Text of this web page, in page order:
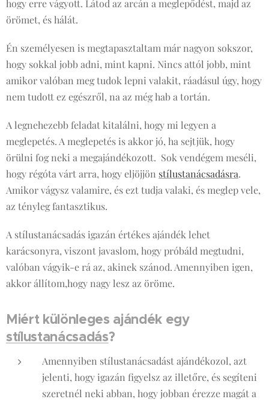
hogy erre vágyott. Látod az arcán a meglepődést, majd az
örömet, és hálát.
Én személyesen is megtapasztaltam már nagyon sokszor,
hogy sokkal jobb adni, mint kapni. Nincs attól jobb, mint
amikor valóban meg tudok lepni valakit, ráadásul úgy, hogy
nem tudott ez egészről, na az még hab a tortán.
A legnehezebb feladat kitalálni, hogy mi legyen a
meglepetés. A meglepetés is akkor jó, ha sejtjük, hogy
örülni fog neki a megajándékozott. Sok vendégem meséli,
hogy régóta várt arra, hogy eljöjjön stílustanácsadásra.
Amikor vágysz valamire, és ezt tudja valaki, és meglep vele,
az tényleg fantasztikus.
A stílustanácsadás igazán értékes ajándék lehet
karácsonyra, viszont javaslom, hogy próbáld megtudni,
valóban vágyik-e rá az, akinek szánod. Amennyiben igen,
akkor állítom,hogy nagy lesz az öröme.
Miért különleges ajándék egy
stílustanácsadás?
Amennyiben stílustanácsadást ajándékozol, azt
jelenti, hogy igazán figyelsz az illetőre, és segíteni
szeretnél neki abban, hogy jobban érezze magát a